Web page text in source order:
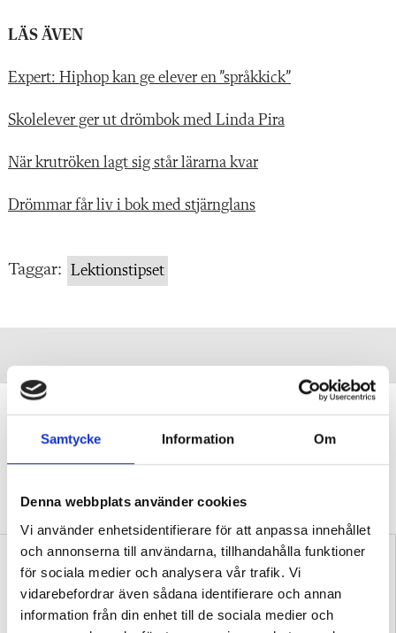
Samtycke Information Om
Denna webbplats använder cookies
Vi använder enhetsidentifierare för att anpassa innehållet
och annonserna till användarna, tillhandahålla funktioner
för sociala medier och analysera vår trafik. Vi
vidarebefordrar även sådana identifierare och annan
information från din enhet till de sociala medier och
LÄS ÄVEN
Expert: Hiphop kan ge elever en ”språkkick”
Skolelever ger ut drömbok med Linda Pira
När krutröken lagt sig står lärarna kvar
Drömmar får liv i bok med stjärnglans
Taggar: Lektionstipset
”Transspråkande har fått genomslag
av en anledning”
DEBATTProfessorn: Problematiskt att
”slogan”.